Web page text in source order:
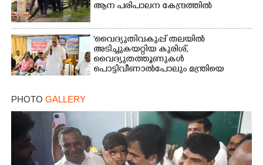
ആന പരിപാലന കേന്ദ്രത്തിൽ
'വൈദ്യുതിവകുപ്പ് തലയിൽ
അടിച്ചുകയറ്റിയ കുരിശ്‌,
വൈദ്യുതത്തൂണുകൾ
പൊട്ടിവീണാൽപോലും മന്ത്രിയെ
PHOTO GALLERY